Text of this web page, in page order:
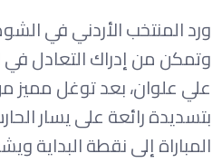
ورد المنتخب الأردني في
علي علوان، بعد توغل مميز
بتسديدة رائعة على يسار
المباراة إلى نقطة البداية